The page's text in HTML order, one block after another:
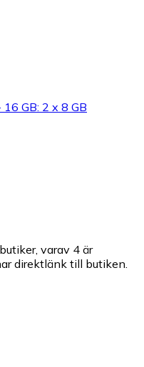
GB: 2 x 8 GB
varav 4 är
direktlänk till butiken.